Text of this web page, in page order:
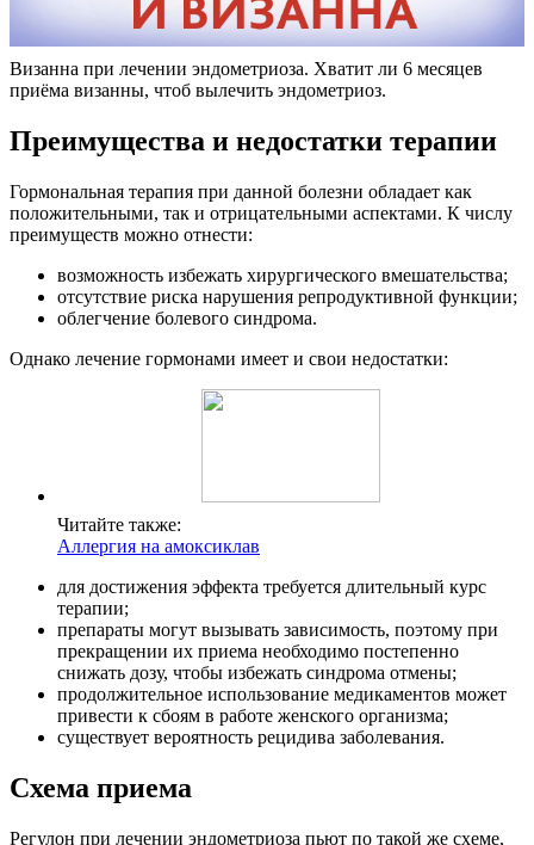
Визанна при лечении эндометриоза. Хватит ли 6 месяцев
приёма визанны, чтоб вылечить эндометриоз.
Преимущества и недостатки терапии
Гормональная терапия при данной болезни обладает как
положительными, так и отрицательными аспектами. К числу
преимуществ можно отнести:
возможность избежать хирургического вмешательства;
отсутствие риска нарушения репродуктивной функции;
облегчение болевого синдрома.
Однако лечение гормонами имеет и свои недостатки:
Читайте также:
Аллергия на амоксиклав
для достижения эффекта требуется длительный курс
терапии;
препараты могут вызывать зависимость, поэтому при
прекращении их приема необходимо постепенно
снижать дозу, чтобы избежать синдрома отмены;
продолжительное использование медикаментов может
привести к сбоям в работе женского организма;
существует вероятность рецидива заболевания.
Схема приема
Регулон при лечении эндометриоза пьют по такой же схеме,